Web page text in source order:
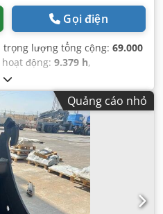
Gọi điện
trọng lượng tổng cộng: 69.000
động: 9.379 h,
Quảng cáo nhỏ